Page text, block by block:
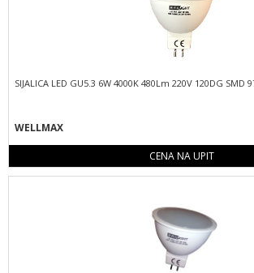
SIJALICA LED GU5.3 6W 4000K 480Lm 220V 120DG SMD
WELLMAX
CENA NA UPIT